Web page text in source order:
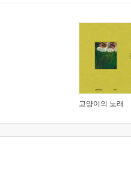
고양이의 노래